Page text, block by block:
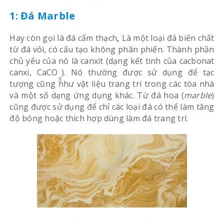
1: Đá Marble
Hay còn gọi là đá cẩm thạch, Là một loại đá biến chất
từ đá vôi, có cấu tạo không phân phiến. Thành phần
chủ yếu của nó là canxit (dạng kết tinh của cacbonat
canxi, CaCO
3
). Nó thường được sử dụng để tạc
tượng cũng như vật liệu trang trí trong các tòa nhà
và một số dạng ứng dụng khác. Từ đá hoa (marble)
cũng được sử dụng để chỉ các loại đá có thể làm tăng
độ bóng hoặc thích hợp dùng làm đá trang trí.